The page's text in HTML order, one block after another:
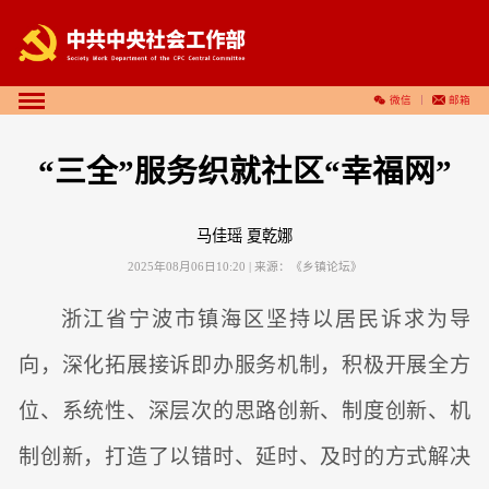
微信 邮箱
“三全”服务织就社区“幸福网”
马佳瑶 夏乾娜
2025年08月06日10:20 | 来源： 《乡镇论坛》
浙江省宁波市镇海区坚持以居民诉求为导
向，深化拓展接诉即办服务机制，积极开展全方
位、系统性、深层次的思路创新、制度创新、机
制创新，打造了以错时、延时、及时的方式解决